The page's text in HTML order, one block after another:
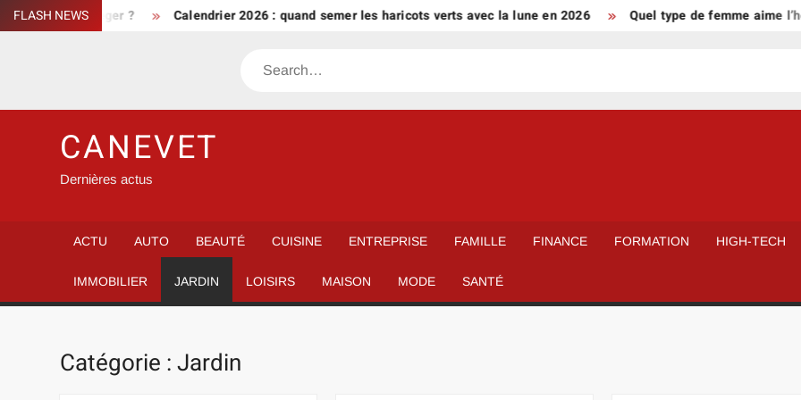
Skip
to
FLASH NEWS
le protéger ? Calendrier 2026 : quand semer les haricots verts avec la lune en 2026 Quel type de femme aime l’homme
Search
CANEVET
Dernières actus
ACTU AUTO BEAUTÉ CUISINE ENTREPRISE FAMILLE FINANCE FORMATION HIGH-TECH
IMMOBILIER JARDIN LOISIRS MAISON MODE SANTÉ
Catégorie :Jardin